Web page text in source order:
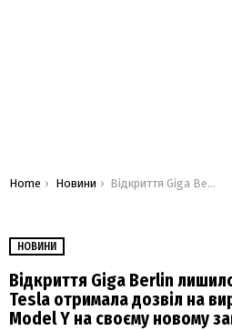
You are here:
Home Новини Відкриття Giga Berlin лишилося чекати недовго: Tesla отримала дозвіл на виробництво ще 2000 Model Y на своєму новому заводі
НОВИНИ
Відкриття Giga Berlin
Tesla отримала дозвіл на
Model Y на своєму новому